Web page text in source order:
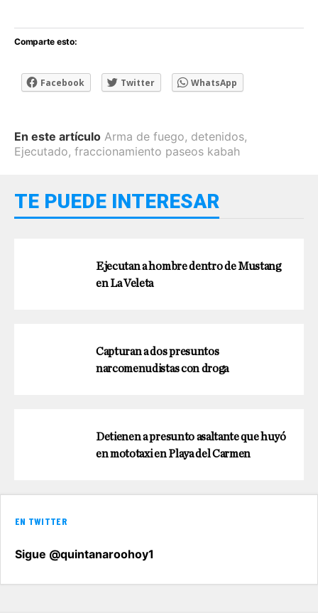
Comparte esto:
Facebook Twitter WhatsApp
En este artículo Arma de fuego, detenidos,
Ejecutado, fraccionamiento paseos kabah
TE PUEDE INTERESAR
Ejecutan a hombre dentro de Mustang
en La Veleta
Capturan a dos presuntos
narcomenudistas con droga
Detienen a presunto asaltante que huyó
en mototaxi en Playa del Carmen
EN TWITTER
Sigue @quintanaroohoy1